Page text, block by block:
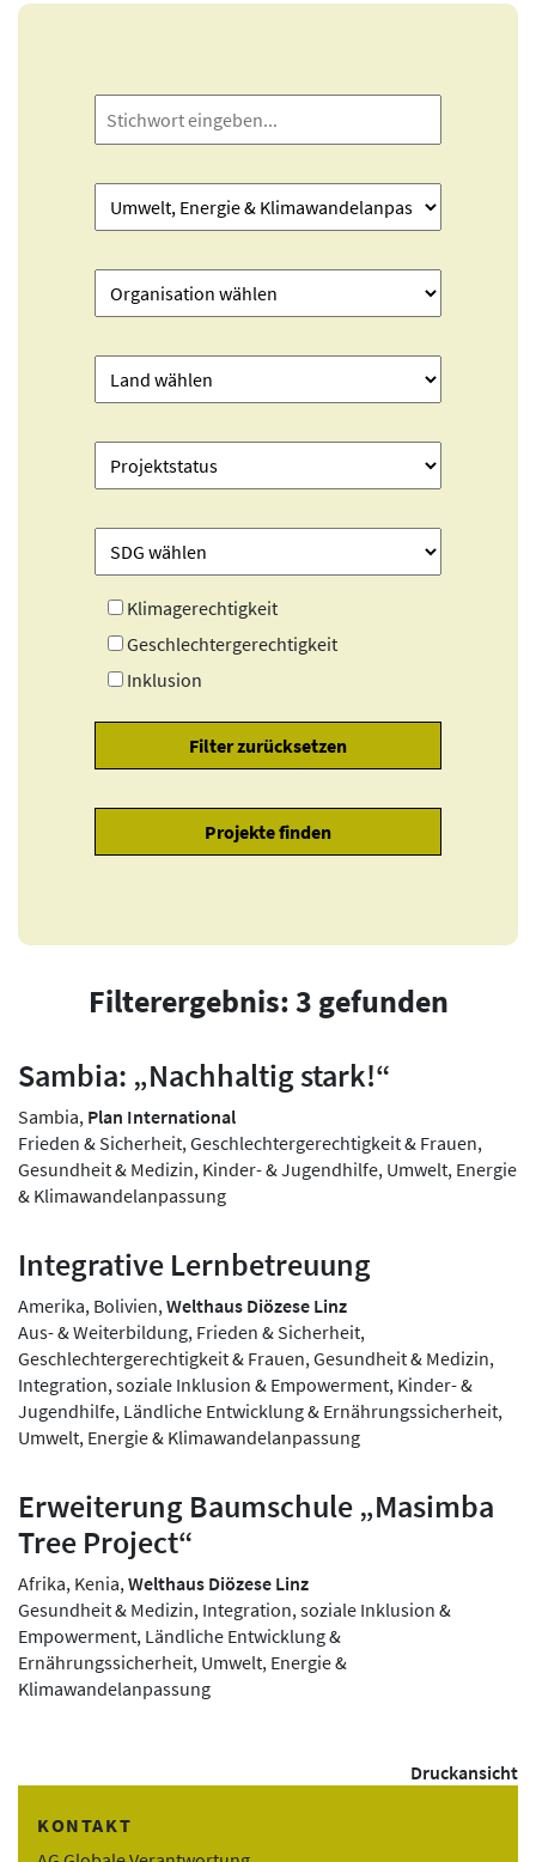
Klimagerechtigkeit
Geschlechtergerechtigkeit
Inklusion
Filterergebnis: 3 gefunden
Sambia: „Nachhaltig stark!“
Sambia, Plan International
Frieden & Sicherheit, Geschlechtergerechtigkeit & Frauen,
Gesundheit & Medizin, Kinder- & Jugendhilfe, Umwelt, Energie
& Klimawandelanpassung
Integrative Lernbetreuung
Amerika, Bolivien, Welthaus Diözese Linz
Aus- & Weiterbildung, Frieden & Sicherheit,
Geschlechtergerechtigkeit & Frauen, Gesundheit & Medizin,
Integration, soziale Inklusion & Empowerment, Kinder- &
Jugendhilfe, Ländliche Entwicklung & Ernährungssicherheit,
Umwelt, Energie & Klimawandelanpassung
Erweiterung Baumschule „Masimba
Tree Project“
Afrika, Kenia, Welthaus Diözese Linz
Gesundheit & Medizin, Integration, soziale Inklusion &
Empowerment, Ländliche Entwicklung &
Ernährungssicherheit, Umwelt, Energie &
Klimawandelanpassung
Druckansicht
KONTAKT